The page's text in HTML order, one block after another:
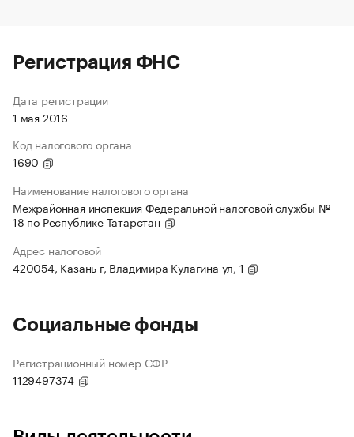
Регистрация ФНС
Дата регистрации
1 мая 2016
Код налогового органа
1690
Наименование налогового органа
Межрайонная инспекция Федеральной налоговой службы №
18 по Республике Татарстан
Адрес налоговой
420054, Казань г, Владимира Кулагина ул, 1
Социальные фонды
Регистрационный номер СФР
1129497374